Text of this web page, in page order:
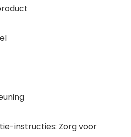
instructies: Zorg voor